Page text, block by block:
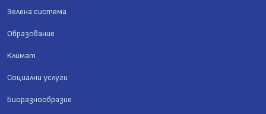
Зелена система
Образование
Климат
Социални услуги
Биоразнообразие